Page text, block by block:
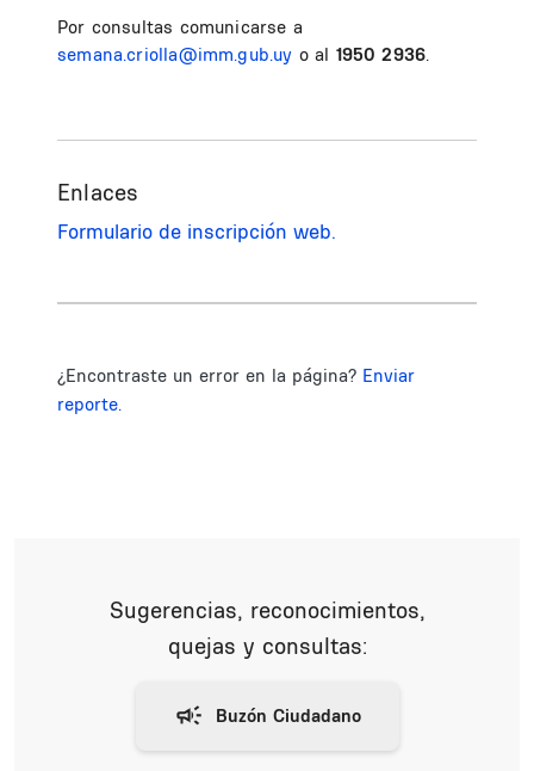
Por consultas comunicarse a
semana.criolla@imm.gub.uy o al 1950 2936.
Enlaces
Formulario de inscripción web.
¿Encontraste un error en la página? Enviar
reporte.
Sugerencias, reconocimientos,
quejas y consultas: